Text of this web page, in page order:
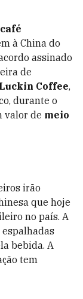
café
à China do
assinado
de
Luckin Coffee,
durante o
valor de meio
irão
que hoje
no país. A
bebida. A
tem